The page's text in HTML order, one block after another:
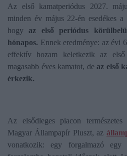
Az első kamatperiódus 2027.
minden év május 22-én esedékes
hogy az első periódus
hónapos. Ennek eredménye: az évi
effektív hozam keletkezik az
magasabb éves kamatot, de az első
érkezik.
Az elsődleges piacon
Magyar Állampapír Pluszt, az
vonatkozik: egy forgalmazó egy